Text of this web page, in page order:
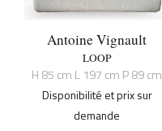
Antoine Vignault
LOOP
H 85 cm L 197 cm P 89 cm
Disponibilité et prix sur
demande